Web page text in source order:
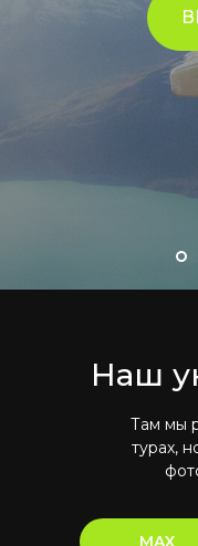
Наш
Там мы
турах,
MAX